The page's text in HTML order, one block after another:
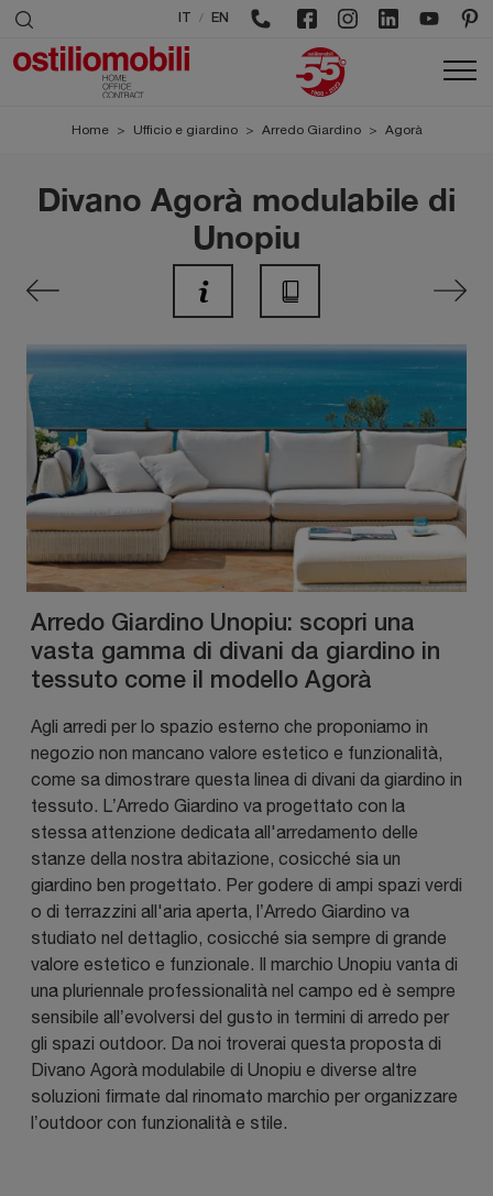
/ EN
Home > Ufficio e giardino > Arredo Giardino > Agorà
Divano Agorà modulabile di
Unopiu
Arredo Giardino Unopiu: scopri una
vasta gamma di divani da giardino in
tessuto come il modello Agorà
Agli arredi per lo spazio esterno che proponiamo in
negozio non mancano valore estetico e funzionalità,
come sa dimostrare questa linea di divani da giardino in
tessuto. L’Arredo Giardino va progettato con la
stessa attenzione dedicata all'arredamento delle
stanze della nostra abitazione, cosicché sia un
giardino ben progettato. Per godere di ampi spazi verdi
o di terrazzini all'aria aperta, l’Arredo Giardino va
studiato nel dettaglio, cosicché sia sempre di grande
valore estetico e funzionale. Il marchio Unopiu vanta di
una pluriennale professionalità nel campo ed è sempre
sensibile all’evolversi del gusto in termini di arredo per
gli spazi outdoor. Da noi troverai questa proposta di
Divano Agorà modulabile di Unopiu e diverse altre
soluzioni firmate dal rinomato marchio per organizzare
l’outdoor con funzionalità e stile.